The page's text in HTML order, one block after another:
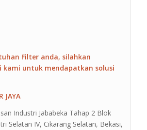
Filter anda, silahkan
kami untuk mendapatkan solusi
JAYA
Industri Jababeka Tahap 2 Blok
Selatan IV, Cikarang Selatan, Bekasi,